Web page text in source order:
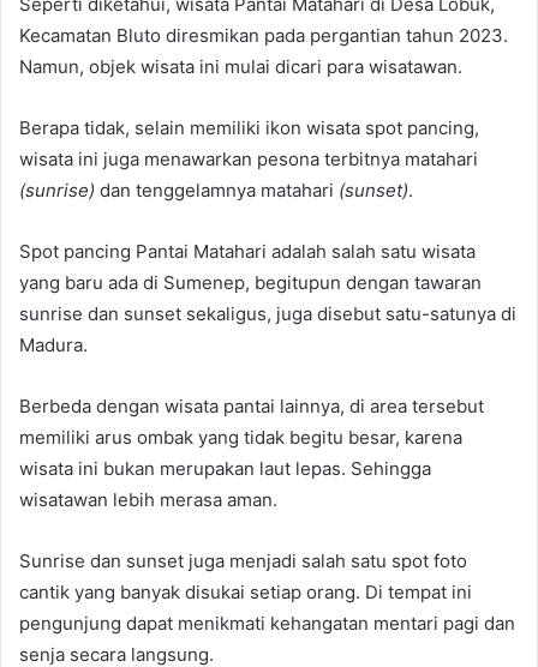
Kecamatan Bluto diresmikan pada pergantian tahun 2023.
Namun, objek wisata ini mulai dicari para wisatawan.
Berapa tidak, selain memiliki ikon wisata spot pancing,
wisata ini juga menawarkan pesona terbitnya matahari
(sunrise) dan tenggelamnya matahari (sunset).
Spot pancing Pantai Matahari adalah salah satu wisata
yang baru ada di Sumenep, begitupun dengan tawaran
sunrise dan sunset sekaligus, juga disebut satu-satunya di
Madura.
Berbeda dengan wisata pantai lainnya, di area tersebut
memiliki arus ombak yang tidak begitu besar, karena
wisata ini bukan merupakan laut lepas. Sehingga
wisatawan lebih merasa aman.
Sunrise dan sunset juga menjadi salah satu spot foto
cantik yang banyak disukai setiap orang. Di tempat ini
pengunjung dapat menikmati kehangatan mentari pagi dan
senja secara langsung.